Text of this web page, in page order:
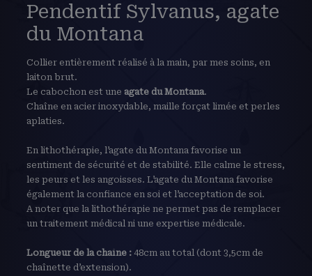
Pendentif Sylvanus, agate
du Montana
Collier entièrement réalisé à la main, par mes soins, en
laiton brut.
Le cabochon est une agate du Montana.
Chaîne en acier inoxydable, maille forçat limée et perles
aplaties.
En lithothérapie, l’agate du Montana favorise un
sentiment de sécurité et de stabilité. Elle calme le stress,
les peurs et les angoisses. L’agate du Montana favorise
également la confiance en soi et l’acceptation de soi.
A noter que la lithothérapie ne permet pas de remplacer
un traitement médical ni une expertise médicale.
Longueur de la chaîne : 48cm au total (dont 3,5cm de
chaînette d’extension).